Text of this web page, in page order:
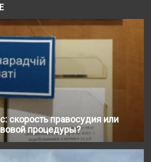
скорость правосудия или
процедуры?